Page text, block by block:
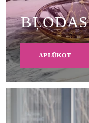
BĻODAS
APLŪKOT